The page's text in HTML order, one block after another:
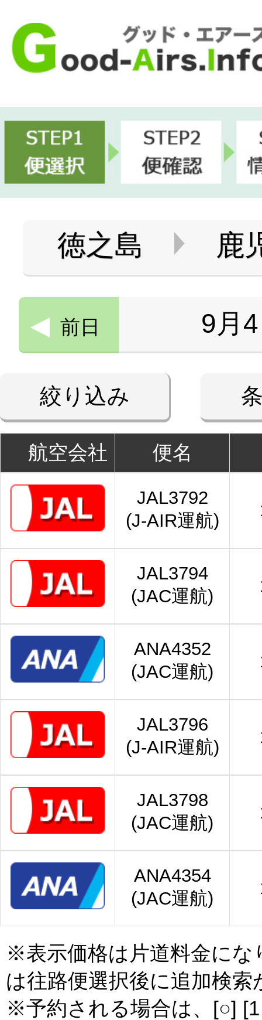
徳之島 鹿
前日 9月
絞り込み
航空会社 便名
JAL3792
(J-AIR運航)
JAL3794
(JAC運航)
ANA4352
(JAC運航)
JAL3796
(J-AIR運航)
JAL3798
(JAC運航)
ANA4354
(JAC運航)
※表示価格は片道料金にな
は往路便選択後に追加検索
※予約される場合は、[○]